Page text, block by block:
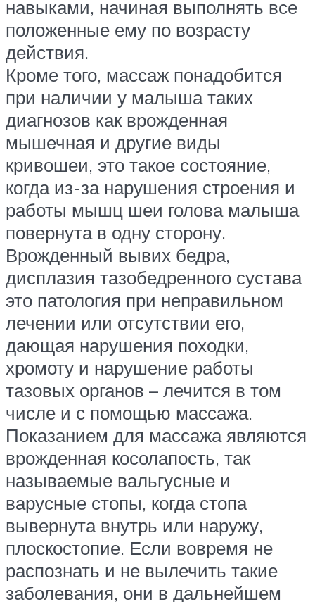
навыками, начиная выполнять все
положенные ему по возрасту
действия.
Кроме того, массаж понадобится
при наличии у малыша таких
диагнозов как врожденная
мышечная и другие виды
кривошеи, это такое состояние,
когда из-за нарушения строения и
работы мышц шеи голова малыша
повернута в одну сторону.
Врожденный вывих бедра,
дисплазия тазобедренного сустава
это патология при неправильном
лечении или отсутствии его,
дающая нарушения походки,
хромоту и нарушение работы
тазовых органов – лечится в том
числе и с помощью массажа.
Показанием для массажа являются
врожденная косолапость, так
называемые вальгусные и
варусные стопы, когда стопа
вывернута внутрь или наружу,
плоскостопие. Если вовремя не
распознать и не вылечить такие
заболевания, они в дальнейшем